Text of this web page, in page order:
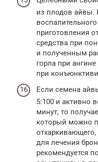
из плодов айвы.
приготовления
средства при
и полученным
горла при
при
Если семена
5:100 и активно
минут, то
который можно
для лечения
рекомендуется